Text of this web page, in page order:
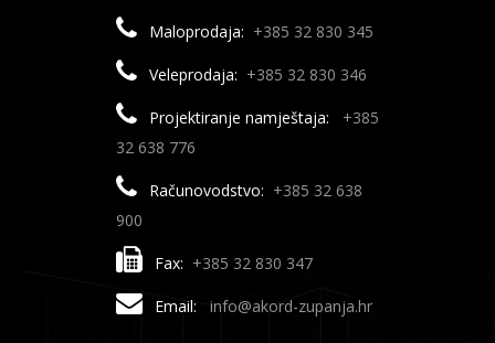
Maloprodaja: +385 32 830 345
Veleprodaja: +385 32 830 346
Projektiranje namještaja:
+385
32 638 776
Računovodstvo: +385 32 638
900
Fax: +385 32 830 347
Email: info@akord-zupanja.hr